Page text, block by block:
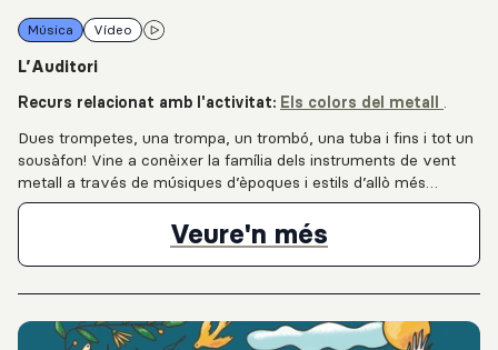
Música Vídeo
L’Auditori
Recurs relacionat amb l'activitat: Els colors del metall
Dues trompetes, una trompa, un trombó, una tuba i fins i tot un
sousàfon! Vine a conèixer la família dels instruments de vent
metall a través de músiques d’èpoques i estils d’allò més
diversos. Un clàssic amb una nova posada en escena que no
deixarà ningú indiferent.Veure'n més